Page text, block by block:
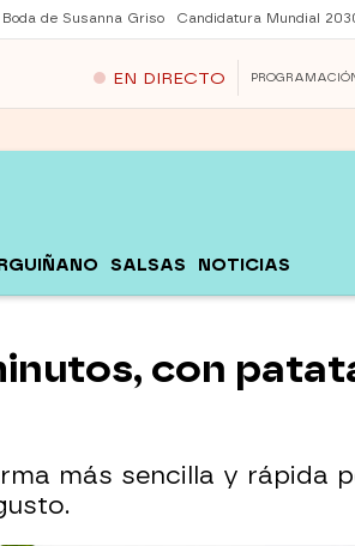
Boda de Susanna Griso Candidatura Mundial
EN DIRECTO
SALSAS NOTICIAS
con
más sencilla y rápida